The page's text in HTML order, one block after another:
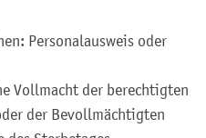
Personalausweis oder
Vollmacht der berechtigten
der Bevollmächtigten